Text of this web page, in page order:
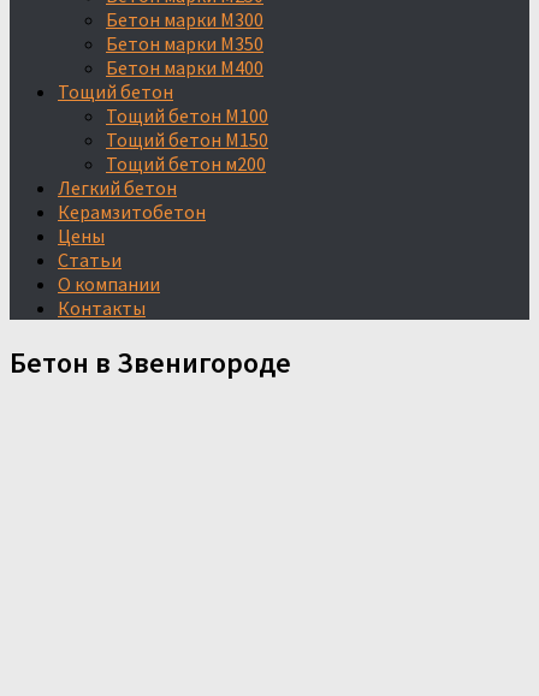
Бетон марки М300
Бетон марки М350
Бетон марки М400
Тощий бетон
Тощий бетон М100
Тощий бетон М150
Тощий бетон м200
Легкий бетон
Керамзитобетон
Цены
Статьи
О компании
Контакты
Бетон в Звенигороде